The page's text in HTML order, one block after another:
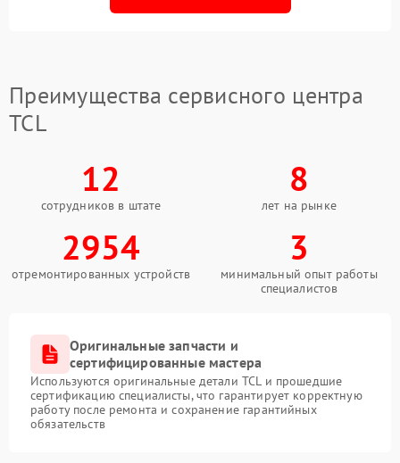
Преимущества сервисного центра
TCL
12
сотрудников в штате
8
лет на рынке
2954
отремонтированных устройств
3
минимальный опыт работы
специалистов
Оригинальные запчасти и
сертифицированные мастера
Используются оригинальные детали TCL и прошедшие
сертификацию специалисты, что гарантирует корректную
работу после ремонта и сохранение гарантийных
обязательств